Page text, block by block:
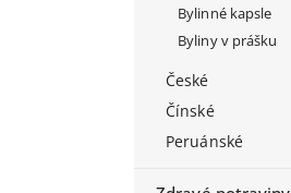
Bylinné kapsle
Byliny v prášku
České
Čínské
Peruánské